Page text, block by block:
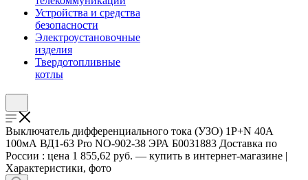
Устройства и средства
безопасности
Электроустановочные
изделия
Твердотопливные
котлы
Выключатель дифференциального тока (УЗО) 1P+N 40А
100мА ВД1-63 Pro NO-902-38 ЭРА Б0031883 Доставка по
России : цена 1 855,62 руб. — купить в интернет-магазине |
Характеристики, фото